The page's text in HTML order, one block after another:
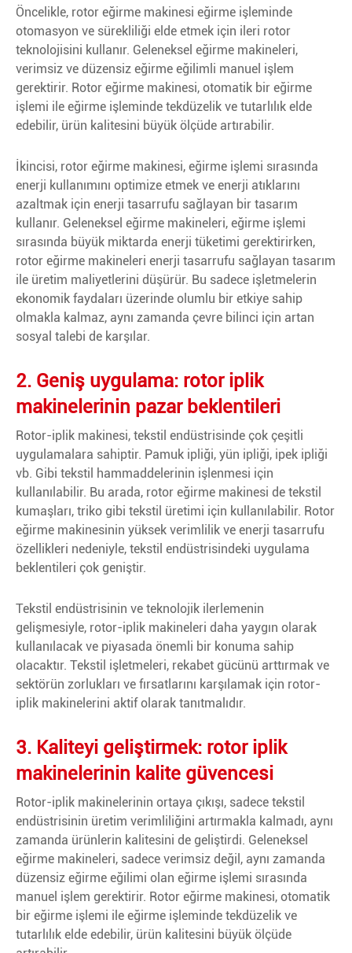
Öncelikle, rotor eğirme makinesi eğirme işleminde
otomasyon ve sürekliliği elde etmek için ileri rotor
teknolojisini kullanır. Geleneksel eğirme makineleri,
verimsiz ve düzensiz eğirme eğilimli manuel işlem
gerektirir. Rotor eğirme makinesi, otomatik bir eğirme
işlemi ile eğirme işleminde tekdüzelik ve tutarlılık elde
edebilir, ürün kalitesini büyük ölçüde artırabilir.
İkincisi, rotor eğirme makinesi, eğirme işlemi sırasında
enerji kullanımını optimize etmek ve enerji atıklarını
azaltmak için enerji tasarrufu sağlayan bir tasarım
kullanır. Geleneksel eğirme makineleri, eğirme işlemi
sırasında büyük miktarda enerji tüketimi gerektirirken,
rotor eğirme makineleri enerji tasarrufu sağlayan tasarım
ile üretim maliyetlerini düşürür. Bu sadece işletmelerin
ekonomik faydaları üzerinde olumlu bir etkiye sahip
olmakla kalmaz, aynı zamanda çevre bilinci için artan
sosyal talebi de karşılar.
2. Geniş uygulama: rotor iplik
makinelerinin pazar beklentileri
Rotor-iplik makinesi, tekstil endüstrisinde çok çeşitli
uygulamalara sahiptir. Pamuk ipliği, yün ipliği, ipek ipliği
vb. Gibi tekstil hammaddelerinin işlenmesi için
kullanılabilir. Bu arada, rotor eğirme makinesi de tekstil
kumaşları, triko gibi tekstil üretimi için kullanılabilir. Rotor
eğirme makinesinin yüksek verimlilik ve enerji tasarrufu
özellikleri nedeniyle, tekstil endüstrisindeki uygulama
beklentileri çok geniştir.
Tekstil endüstrisinin ve teknolojik ilerlemenin
gelişmesiyle, rotor-iplik makineleri daha yaygın olarak
kullanılacak ve piyasada önemli bir konuma sahip
olacaktır. Tekstil işletmeleri, rekabet gücünü arttırmak ve
sektörün zorlukları ve fırsatlarını karşılamak için rotor-
iplik makinelerini aktif olarak tanıtmalıdır.
3. Kaliteyi geliştirmek: rotor iplik
makinelerinin kalite güvencesi
Rotor-iplik makinelerinin ortaya çıkışı, sadece tekstil
endüstrisinin üretim verimliliğini artırmakla kalmadı, aynı
zamanda ürünlerin kalitesini de geliştirdi. Geleneksel
eğirme makineleri, sadece verimsiz değil, aynı zamanda
düzensiz eğirme eğilimi olan eğirme işlemi sırasında
manuel işlem gerektirir. Rotor eğirme makinesi, otomatik
bir eğirme işlemi ile eğirme işleminde tekdüzelik ve
tutarlılık elde edebilir, ürün kalitesini büyük ölçüde